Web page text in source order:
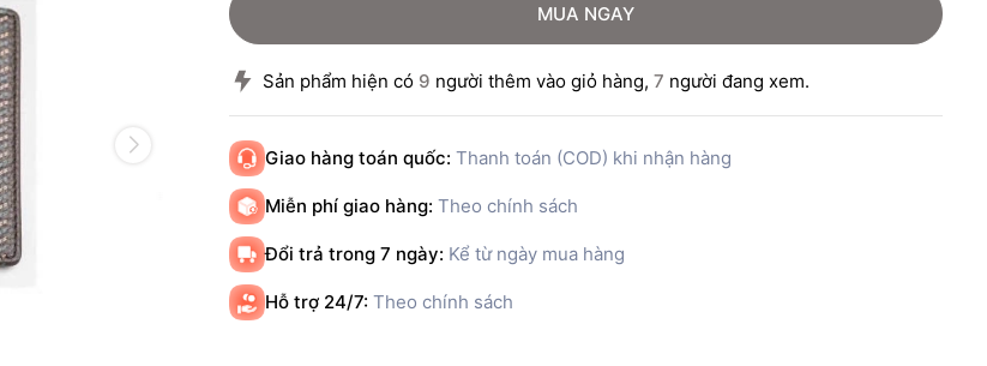
MUA NGAY
Sản phẩm hiện có 9 người thêm vào giỏ hàng, 7 người đang xem.
Giao hàng toán quốc: Thanh toán (COD) khi nhận hàng
Miễn phí giao hàng: Theo chính sách
Đổi trả trong 7 ngày: Kể từ ngày mua hàng
Hỗ trợ 24/7: Theo chính sách